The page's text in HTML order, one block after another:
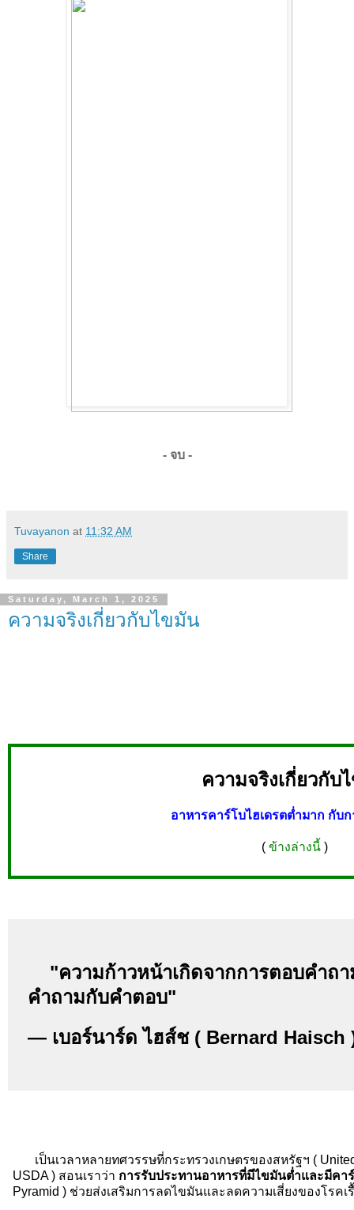
- จบ -
Tuvayanon at 11:32 AM
Share
Saturday, March 1, 2025
ความจริงเกี่ยวกับไขมัน
ความจริงเกี่ยวกับ
อาหารคาร์โบไฮเดรตต่ำมาก กับ
( ข้างล่างนี้ )
"ความก้าวหน้าเกิดจากการตอบคำถ
คำถามกับคำตอบ"
— เบอร์นาร์ด ไฮส์ช ( Bernard Haisch
เป็นเวลาหลายทศวรรษที่กระทรวงเกษตรของสหรัฐฯ ( United
USDA ) สอนเราว่า การรับประทานอาหารที่มีไขมันต่ำและมีคา
Pyramid ) ช่วยส่งเสริมการลดไขมันและลดความเสี่ยงของโรคเ